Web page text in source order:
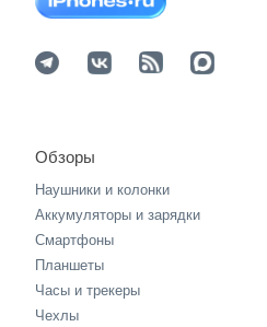
Обзоры
Наушники и колонки
Аккумуляторы и зарядки
Смартфоны
Планшеты
Часы и трекеры
Чехлы